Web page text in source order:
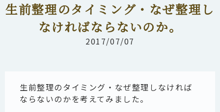
生前整理のタイミング・なぜ整理し
なければならないのか。
2017/07/07
生前整理のタイミング・なぜ整理しなければ
ならないのかを考えてみました。